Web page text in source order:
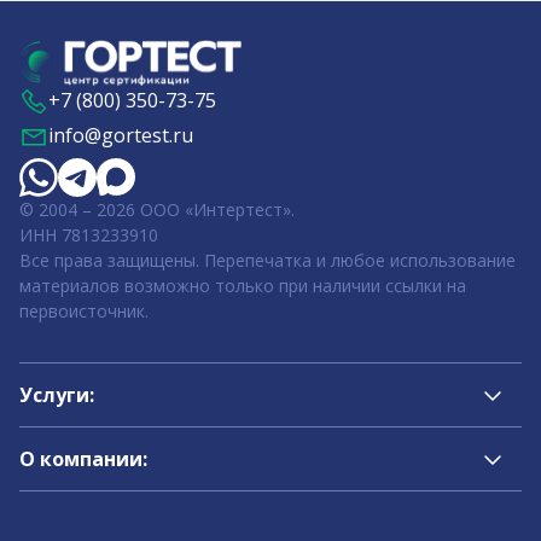
+7 (800) 350-73-75
info@gortest.ru
© 2004 – 2026 ООО «Интертест».
ИНН 7813233910
Все права защищены. Перепечатка и любое использование
материалов возможно только при наличии ссылки на
первоисточник.
Услуги:
О компании: